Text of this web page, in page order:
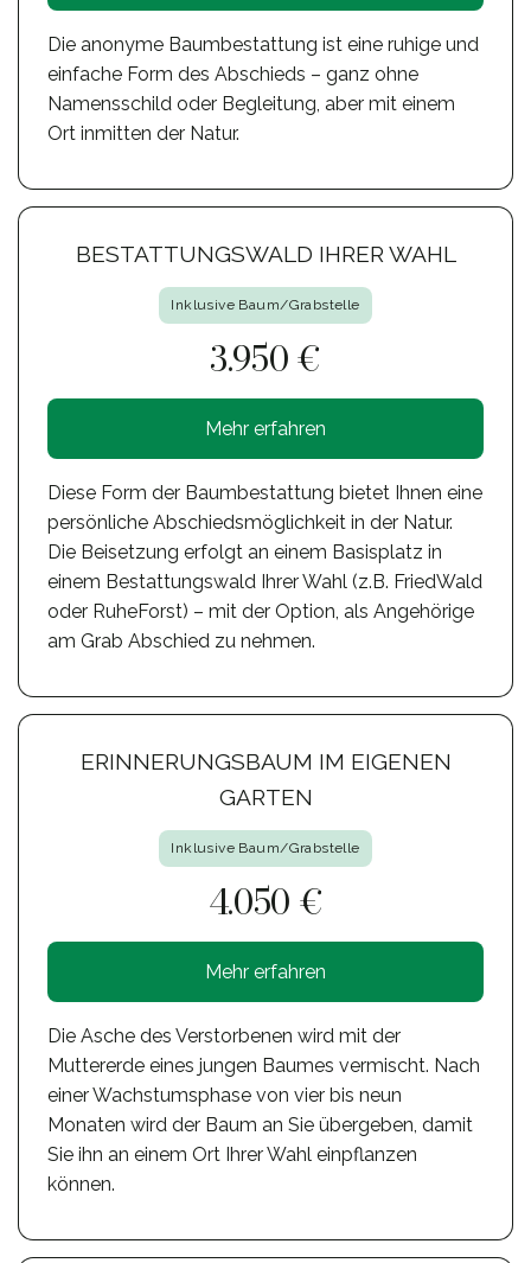
Die anonyme Baumbestattung ist eine ruhige und
einfache Form des Abschieds – ganz ohne
Namensschild oder Begleitung, aber mit einem
Ort inmitten der Natur.
BESTATTUNGSWALD IHRER WAHL
Inklusive Baum/Grabstelle
3.950 €
Mehr erfahren
Diese Form der Baumbestattung bietet Ihnen eine
persönliche Abschiedsmöglichkeit in der Natur.
Die Beisetzung erfolgt an einem Basisplatz in
einem Bestattungswald Ihrer Wahl (z.B. FriedWald
oder RuheForst) – mit der Option, als Angehörige
am Grab Abschied zu nehmen.
ERINNERUNGSBAUM IM EIGENEN
GARTEN
Inklusive Baum/Grabstelle
4.050 €
Mehr erfahren
Die Asche des Verstorbenen wird mit der
Muttererde eines jungen Baumes vermischt. Nach
einer Wachstumsphase von vier bis neun
Monaten wird der Baum an Sie übergeben, damit
Sie ihn an einem Ort Ihrer Wahl einpflanzen
können.